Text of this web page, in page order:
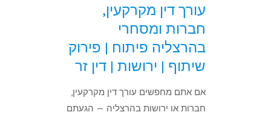
עורך דין מקרקעין,
חברות ומסחרי
בהרצליה פיתוח | פירוק
שיתוף | ירושות | דין זר
אם אתם מחפשים עורך דין מקרקעין,
חברות או ירושות בהרצליה — הגעתם